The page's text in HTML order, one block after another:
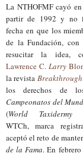
La NTHOFMF cayó
partir de 1992 y no
fecha en que los
de la Fundación,
resucitar la idea,
Lawrence C. Larry
la revista Breakthrough
los derechos de
Campeonatos del
(World Taxidermy
WTCh, marca
aceptó el reto de
de la Fama. En